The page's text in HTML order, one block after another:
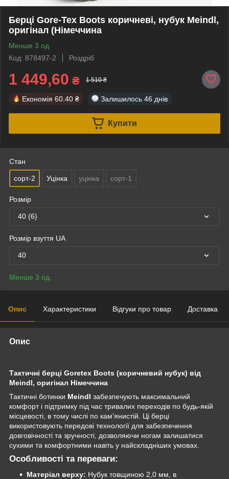
Берці Gore-Tex Boots коричневі, нубук Meindl,
оригінал (Німеччина
Менше 3 од.
Код: 878497-2
Роздріб
1 449,60 ₴ 1 510 ₴
Економія 60.40 ₴ Залишилось 46 днів
Купити
Стан
сорт-2 Уцінка уцінка сорт-1
Розмір
40 (6)
Розмір взуття UA
40
Менше 3 од.
Опис Характеристики Відгуки про товар Доставка
Опис
Тактичні берці Goretex Boots (коричневий нубук) від
Meindl, оригінал Німеччина
Тактичні ботинки Meindl забезпечують максимальний
комфорт і підтримку під час тривалих переходів по будь-якій
місцевості, в тому числі по кам’янистій. Ці берці
використовують передові технології для забезпечення
довговічності та зручності, дозволяючи ногам залишатися
сухими та комфортними навіть у найскладніших умовах.
Особливості та переваги:
Матеріал верху: Нубук товщиною 2,0 мм, в